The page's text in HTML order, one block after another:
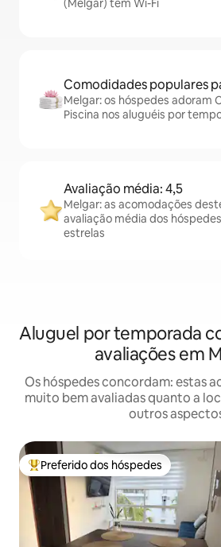
(Melgar) têm Wi-Fi
Comodidades populares
Melgar: os hóspedes adoram
Piscina nos aluguéis por
Avaliação média: 4,5
Melgar: as acomodações
avaliação média dos
estrelas
Aluguel por temporada
avaliações em
Os hóspedes concordam: estas
muito bem avaliadas quanto a
outros
Entre os melhores preferidos dos
Preferido dos hóspedes